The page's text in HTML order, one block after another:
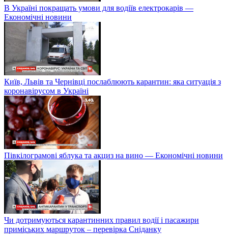
В Україні покращать умови для водіїв електрокарів —
Економічні новини
Київ, Львів та Чернівці послаблюють карантин: яка ситуація з
коронавірусом в Україні
Півкілограмові яблука та акциз на вино — Економічні новини
Чи дотримуються карантинних правил водії і пасажири
приміських маршруток – перевірка Сніданку